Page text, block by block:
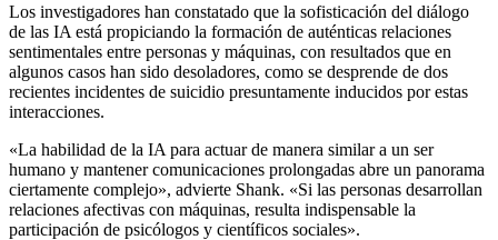
Los investigadores han constatado que la sofisticación del diálogo
de las IA está propiciando la formación de auténticas relaciones
sentimentales entre personas y máquinas, con resultados que en
algunos casos han sido desoladores, como se desprende de dos
recientes incidentes de suicidio presuntamente inducidos por estas
interacciones.
«La habilidad de la IA para actuar de manera similar a un ser
humano y mantener comunicaciones prolongadas abre un panorama
ciertamente complejo», advierte Shank. «Si las personas desarrollan
relaciones afectivas con máquinas, resulta indispensable la
participación de psicólogos y científicos sociales».